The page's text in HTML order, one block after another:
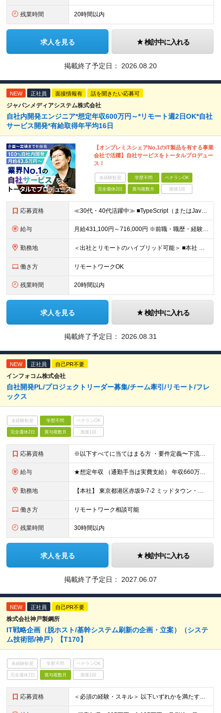
残業時間 20時間以内
求人を見る 検討中に入れる
掲載終了予定日： 2026.08.20
NEW 正社員 面接情報有 話を聞きたい応募可
ジャパンメディアシステム株式会社
自社内開発エンジニア*想定年収600万円～*リモート週2日OK*自社
サービス開発*有給取得年平均16日
【オンプレミスシェアNo.1のIT製品を有する事業
会社で活躍】自社サービスをトータルプロデュー
ス！
未経験歓迎 学歴不問 ベテランOK
完全週休2日 賞与複数月 面接1回
応募資格 ≪30代・40代活躍中≫ ■TypeScript（またはJavaScript）、PHP、Java、C/C++ のいずれかを使用した開発の実務経験がある方 ■学歴不問
給与 月給431,100円～716,000円 ※前職・職歴・経験・能力を考慮の上、優遇します ※上記給与には月30時間分の固定残業代（81,000円～134,000円）を含みます 超過分は別途支給します
勤務地 ＜出社とリモートのハイブリッド可能＞ ■本社 東京都千代田区外神田2-14-10 第2電波ビル2F ■大阪支店 大阪府大阪市淀川区西中島5-14-22 リクルート新大阪ビル5F ※（変更の範囲）会社の
働き方 リモートワークOK
残業時間 20時間以内
求人を見る 検討中に入れる
掲載終了予定日： 2026.08.31
NEW 正社員 自己PR不要
インフォコム株式会社
自社開発PL/プロジェクトリーダー募集/チーム牽引/リモート/フレ
ックス
未経験歓迎 学歴不問 ベテランOK
完全週休2日 賞与複数月 面接1回
応募資格 ※以下すべてに当てはまる方 ・要件定義〜下流工程まで一貫したプロジェクトへの参画経験 ・ERP製品の導入経験
給与 ★想定年収 （通勤手当は実費支給） 年収660万円〜890万円（月給制） ※当社規定により経験とスキルに応じた処遇を提示させていただきます。 ※入社後3カ月間は試用期間です。 ※試用期間中の基礎給は1
勤務地 【本社】 東京都港区赤坂9-7-2 ミッドタウン・イースト10F ※(変更の範囲)上記を除く当社関連勤務地
働き方 リモートワーク相談可能
残業時間 30時間以内
求人を見る 検討中に入れる
掲載終了予定日： 2027.06.07
NEW 正社員 自己PR不要
株式会社神戸製鋼所
IT戦略企画（脱ホスト/基幹システム刷新の企画・立案）（システ
ム技術部/神戸）【T170】
未経験歓迎 学歴不問 ベテランOK
完全週休2日 賞与複数月 面接1回
応募資格 ＜必須の経験・スキル＞ 以下いずれかを満たす方 ・ITエンジニア（要件定義、計画立案、PL/PMなど）の業務経験 ・大規模プロジェクトのIT戦略企画・推進、システム導入経験 ・複数部署を巻込んだ何らか